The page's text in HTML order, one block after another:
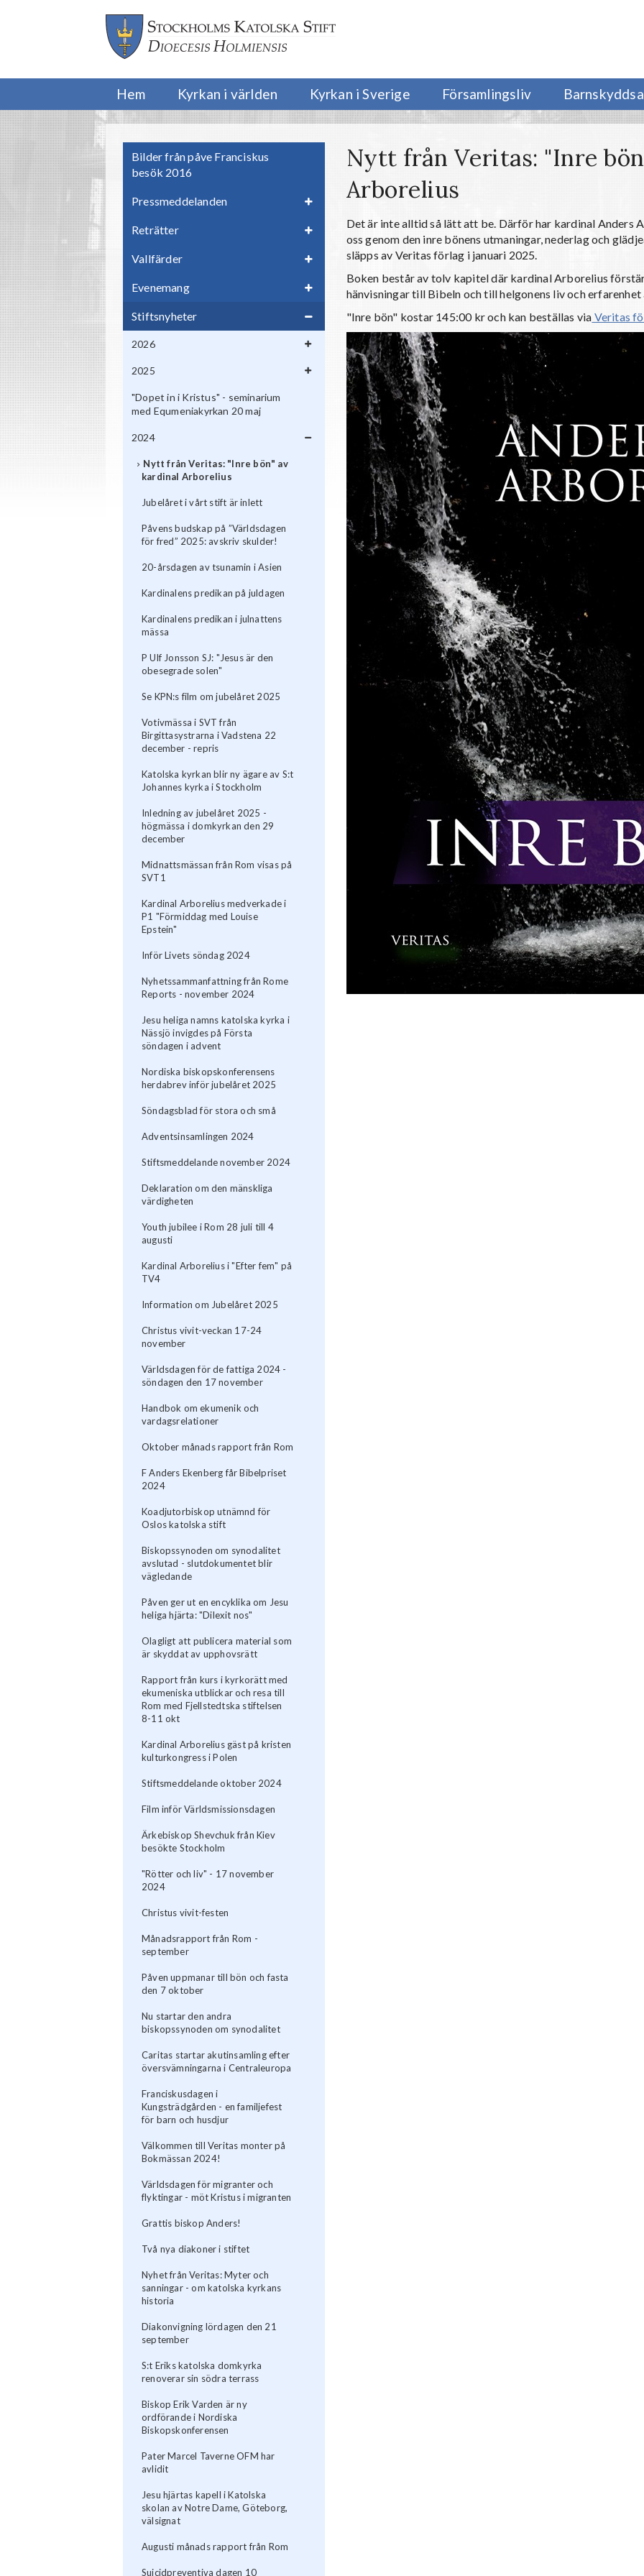
Hem Kyrkan i världen Kyrkan i Sverige Församlingsliv
Bilder från påve Franciskus
besök 2016
Pressmeddelanden
Reträtter
Vallfärder
Evenemang
Stiftsnyheter
2026
2025
"Dopet in i Kristus" - seminarium
med Equmeniakyrkan 20 maj
2024
Nytt från Veritas: "Inre bön" av
kardinal Arborelius
Jubelåret i vårt stift är inlett
Påvens budskap på ”Världsdagen
för fred” 2025: avskriv skulder!
20-årsdagen av tsunamin i Asien
Kardinalens predikan på juldagen
Kardinalens predikan i julnattens
mässa
P Ulf Jonsson SJ: "Jesus är den
obesegrade solen"
Se KPN:s film om jubelåret 2025
Votivmässa i SVT från
Birgittasystrarna i Vadstena 22
december - repris
Katolska kyrkan blir ny ägare av S:t
Johannes kyrka i Stockholm
Inledning av jubelåret 2025 -
högmässa i domkyrkan den 29
december
Midnattsmässan från Rom visas på
SVT1
Kardinal Arborelius medverkade i
P1 "Förmiddag med Louise
Epstein"
Inför Livets söndag 2024
Nyhetssammanfattning från Rome
Reports - november 2024
Jesu heliga namns katolska kyrka i
Nässjö invigdes på Första
söndagen i advent
Nordiska biskopskonferensens
herdabrev inför jubelåret 2025
Söndagsblad för stora och små
Adventsinsamlingen 2024
Stiftsmeddelande november 2024
Deklaration om den mänskliga
värdigheten
Youth jubilee i Rom 28 juli till 4
augusti
Kardinal Arborelius i "Efter fem" på
TV4
Information om Jubelåret 2025
Christus vivit-veckan 17-24
november
Världsdagen för de fattiga 2024 -
söndagen den 17 november
Handbok om ekumenik och
vardagsrelationer
Oktober månads rapport från Rom
F Anders Ekenberg får Bibelpriset
2024
Koadjutorbiskop utnämnd för
Oslos katolska stift
Biskopssynoden om synodalitet
avslutad - slutdokumentet blir
vägledande
Påven ger ut en encyklika om Jesu
heliga hjärta: "Dilexit nos"
Olagligt att publicera material som
är skyddat av upphovsrätt
Rapport från kurs i kyrkorätt med
ekumeniska utblickar och resa till
Rom med Fjellstedtska stiftelsen
8-11 okt
Kardinal Arborelius gäst på kristen
kulturkongress i Polen
Stiftsmeddelande oktober 2024
Film inför Världsmissionsdagen
Ärkebiskop Shevchuk från Kiev
besökte Stockholm
"Rötter och liv" - 17 november
2024
Christus vivit-festen
Månadsrapport från Rom -
september
Påven uppmanar till bön och fasta
den 7 oktober
Nu startar den andra
biskopssynoden om synodalitet
Caritas startar akutinsamling efter
översvämningarna i Centraleuropa
Franciskusdagen i
Kungsträdgården - en familjefest
för barn och husdjur
Välkommen till Veritas monter på
Bokmässan 2024!
Världsdagen för migranter och
flyktingar - möt Kristus i migranten
Grattis biskop Anders!
Två nya diakoner i stiftet
Nyhet från Veritas: Myter och
sanningar - om katolska kyrkans
historia
Diakonvigning lördagen den 21
september
S:t Eriks katolska domkyrka
renoverar sin södra terrass
Biskop Erik Varden är ny
ordförande i Nordiska
Biskopskonferensen
Pater Marcel Taverne OFM har
avlidit
Jesu hjärtas kapell i Katolska
skolan av Notre Dame, Göteborg,
välsignat
Augusti månads rapport från Rom
Suicidpreventiva dagen 10
Nytt från Veritas: "Inre
Arborelius
Det är inte alltid så lätt att be. Därför har kardinal Anders
oss genom den inre bönens utmaningar, nederlag och
släpps av Veritas förlag i januari 2025.
Boken består av tolv kapitel där kardinal Arborelius
hänvisningar till Bibeln och till helgonens liv och erfarenhet
"Inre bön" kostar 145:00 kr och kan beställas via Veritas